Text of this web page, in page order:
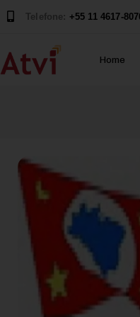
Telefone: +55 11 4617-
Home